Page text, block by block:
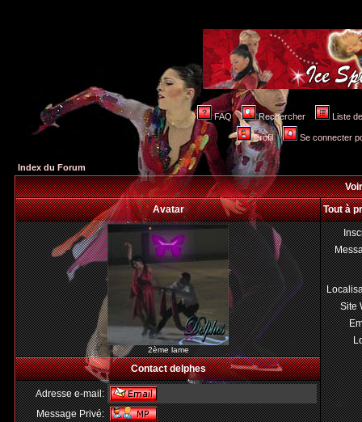
FAQ Rechercher Liste
Profil Se connecter
Index du Forum
Avatar
Tout à
2ème lame
Site
Contact delphes
Adresse e-mail:
Message Privé: